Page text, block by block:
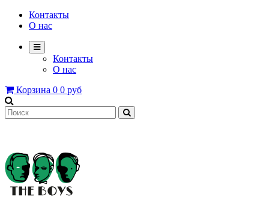
Контакты
О нас
Контакты
О нас
Корзина 0 0 руб